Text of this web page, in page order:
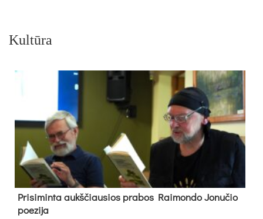
Kultūra
Pri­si­min­ta aukš­čiau­sios pra­bos Rai­mon­do Jo­nu­čio
poe­zi­ja